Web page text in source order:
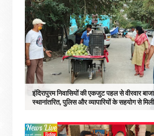
इंदिरापुरम निवासियों की एकजुट पहल से वीरवार
स्थानांतरित, पुलिस और व्यापारियों के सहयोग से